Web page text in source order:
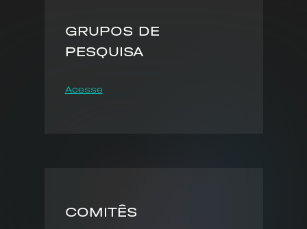
GRUPOS DE
PESQUISA
Acesse
COMITÊS